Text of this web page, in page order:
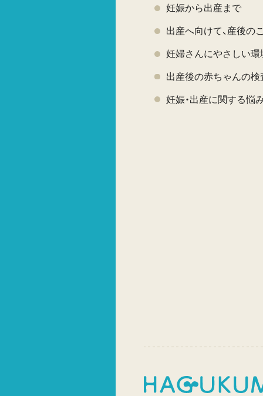
妊娠から出産まで
出産へ向けて、産後の
妊婦さんにやさしい環
出産後の赤ちゃんの検
妊娠・出産に関する悩